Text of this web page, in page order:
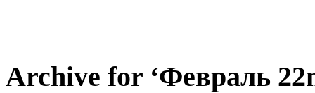
Archive for ‘Февраль